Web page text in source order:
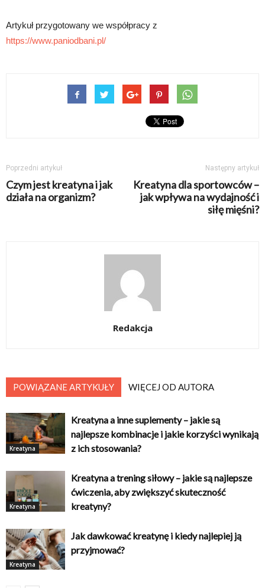
Artykuł przygotowany we współpracy z
https://www.paniodbani.pl/
Poprzedni artykuł
Czym jest kreatyna i jak
działa na organizm?
Następny artykuł
Kreatyna dla sportowców –
jak wpływa na wydajność i
siłę mięśni?
Redakcja
POWIĄZANE ARTYKUŁY WIĘCEJ OD AUTORA
Kreatyna
Kreatyna a inne suplementy – jakie są
najlepsze kombinacje i jakie korzyści wynikają
z ich stosowania?
Kreatyna
Kreatyna a trening siłowy – jakie są najlepsze
ćwiczenia, aby zwiększyć skuteczność
kreatyny?
Kreatyna
Jak dawkować kreatynę i kiedy najlepiej ją
przyjmować?